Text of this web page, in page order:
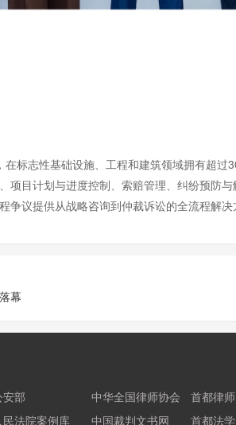
标志性基础设施、工程和建筑领域拥有超
项目计划与进度控制、索赔管理、纠纷预防
议提供从战略咨询到仲裁诉讼的全流程解决
幕
安部 中华全国律师协会
首都律师
民法院案例库 中国裁判文书网 首都法